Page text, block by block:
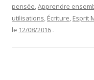
pensée,Apprendre
utilisations, Écriture, Esprit
le 12/08/2016 .